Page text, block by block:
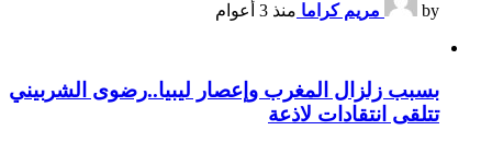
by مريم كراما منذ 3 أعوام
بسبب زلزال المغرب وإعصار ليبيا..رضوى الشربيني
تتلقى انتقادات لاذعة